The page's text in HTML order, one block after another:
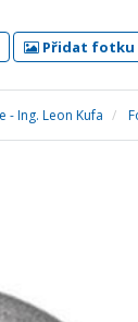
Přidat fotku
- Ing. Leon Kufa